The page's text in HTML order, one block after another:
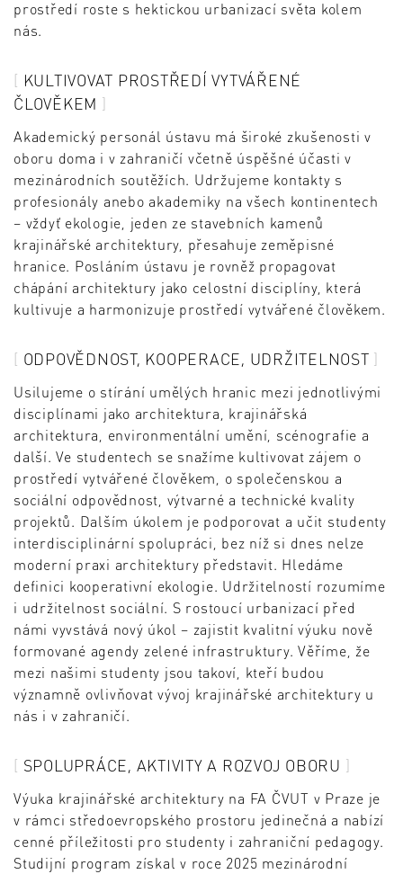
prostředí roste s hektickou urbanizací světa kolem
nás.
KULTIVOVAT PROSTŘEDÍ VYTVÁŘENÉ
ČLOVĚKEM
Akademický personál ústavu má široké zkušenosti v
oboru doma i v zahraničí včetně úspěšné účasti v
mezinárodních soutěžích. Udržujeme kontakty s
profesionály anebo akademiky na všech kontinentech
– vždyť ekologie, jeden ze stavebních kamenů
krajinářské architektury, přesahuje zeměpisné
hranice. Posláním ústavu je rovněž propagovat
chápání architektury jako celostní disciplíny, která
kultivuje a harmonizuje prostředí vytvářené člověkem.
ODPOVĚDNOST, KOOPERACE, UDRŽITELNOST
Usilujeme o stírání umělých hranic mezi jednotlivými
disciplínami jako architektura, krajinářská
architektura, environmentální umění, scénografie a
další. Ve studentech se snažíme kultivovat zájem o
prostředí vytvářené člověkem, o společenskou a
sociální odpovědnost, výtvarné a technické kvality
projektů. Dalším úkolem je podporovat a učit studenty
interdisciplinární spolupráci, bez níž si dnes nelze
moderní praxi architektury představit. Hledáme
definici kooperativní ekologie. Udržitelností rozumíme
i udržitelnost sociální. S rostoucí urbanizací před
námi vyvstává nový úkol – zajistit kvalitní výuku nově
formované agendy zelené infrastruktury. Věříme, že
mezi našimi studenty jsou takoví, kteří budou
významně ovlivňovat vývoj krajinářské architektury u
nás i v zahraničí.
SPOLUPRÁCE, AKTIVITY A ROZVOJ OBORU
Výuka krajinářské architektury na FA ČVUT v Praze je
v rámci středoevropského prostoru jedinečná a nabízí
cenné příležitosti pro studenty i zahraniční pedagogy.
Studijní program získal v roce 2025 mezinárodní